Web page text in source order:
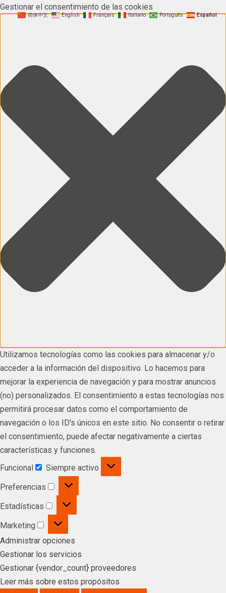
Gestionar el consentimiento de las cookies
Utilizamos tecnologías como las cookies para almacenar y/o
acceder a la información del dispositivo. Lo hacemos para
mejorar la experiencia de navegación y para mostrar anuncios
(no) personalizados. El consentimiento a estas tecnologías nos
permitirá procesar datos como el comportamiento de
navegación o los ID's únicos en este sitio. No consentir o retirar
el consentimiento, puede afectar negativamente a ciertas
características y funciones.
Funcional
Siempre activo
Preferencias
Estadísticas
Marketing
Administrar opciones
Gestionar los servicios
Gestionar {vendor_count} proveedores
Leer más sobre estos propósitos
简体中文 English Français Italiano Português Español